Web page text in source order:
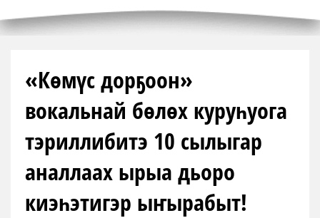
«Көмүс дорҕоон»
вокальнай бөлөх куруһуога
тэриллибитэ 10 сылыгар
аналлаах ырыа дьоро
киэһэтигэр ыҥырабыт!